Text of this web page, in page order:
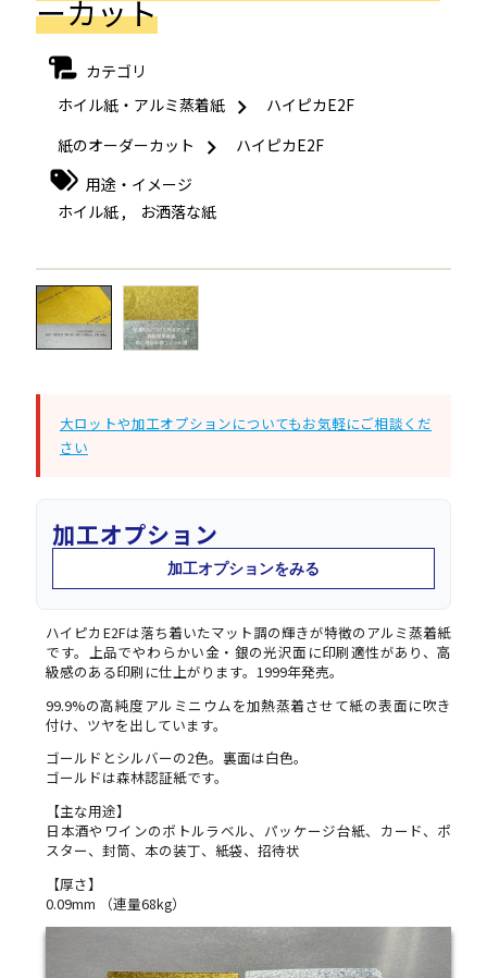
ーカット
カテゴリ
ホイル紙・アルミ蒸着紙
ハイピカE2F
紙のオーダーカット
ハイピカE2F
用途・イメージ
ホイル紙 , お洒落な紙
← →
大ロットや加工オプションについてもお気軽にご相談くだ
さい
加工オプション
加工オプションをみる
ハイピカE2Fは落ち着いたマット調の輝きが特徴のアルミ蒸着紙
です。上品でやわらかい金・銀の光沢面に印刷適性があり、高
級感のある印刷に仕上がります。1999年発売。
99.9%の高純度アルミニウムを加熱蒸着させて紙の表面に吹き
付け、ツヤを出しています。
ゴールドとシルバーの2色。裏面は白色。
ゴールドは森林認証紙です。
【主な用途】
日本酒やワインのボトルラベル、パッケージ台紙、カード、ポ
スター、封筒、本の装丁、紙袋、招待状
【厚さ】
0.09mm （連量68kg）